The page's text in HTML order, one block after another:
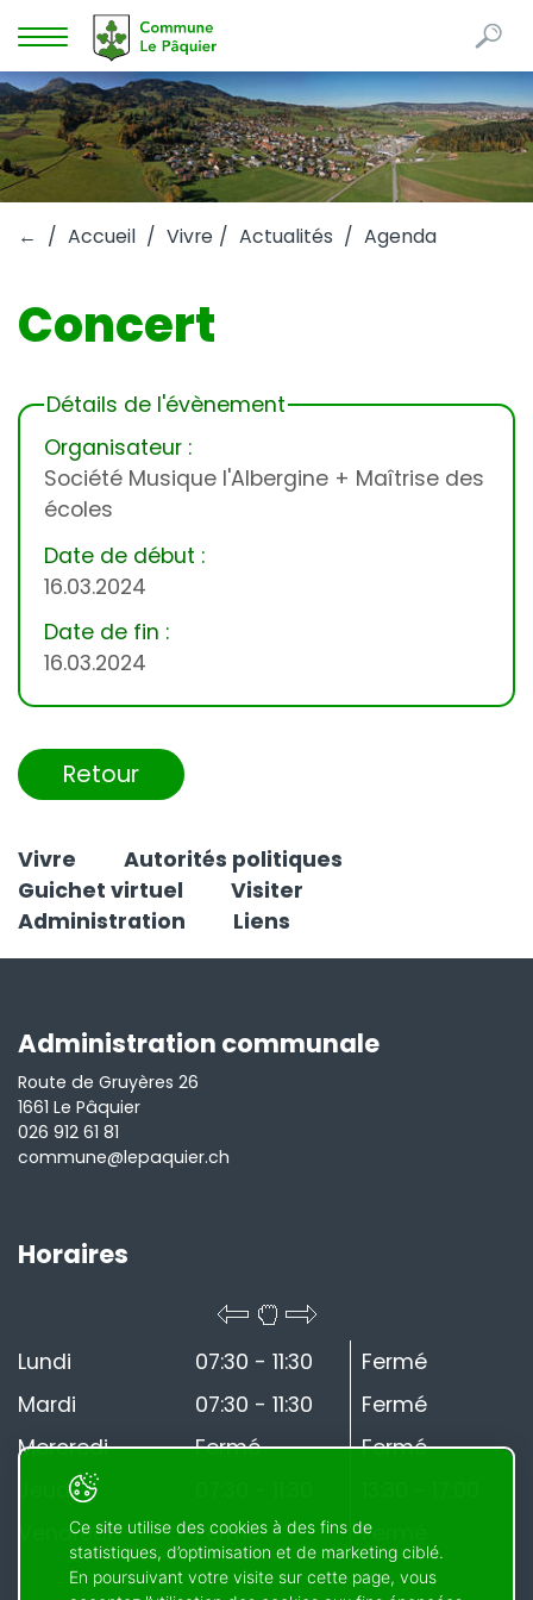
Mots
clés
Afficher
la
navigation
← Accueil Vivre Actualités Agenda
Concert
Détails de l'évènement
Organisateur :
Société Musique l'Albergine + Maîtrise des
écoles
Date de début :
16.03.2024
Date de fin :
16.03.2024
Retour
Vivre
Autorités politiques
Guichet virtuel
Visiter
Administration
Liens
Administration communale
Route de Gruyères 26
1661 Le Pâquier
026 912 61 81
commune@lepaquier.ch
Horaires
Lundi 07:30 - 11:30
Fermé
Mardi
07:30 - 11:30
Fermé
Mercredi
Fermé
Fermé
Jeudi
Vendredi
Fermé Fermé
Ce site utilise des cookies à des fins de
statistiques, d’optimisation et de marketing ciblé.
En poursuivant votre visite sur cette page, vous